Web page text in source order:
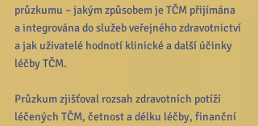
průzkumu – jakým způsobem je TČM přijímána
a integrována do služeb veřejného zdravotnictví
a jak uživatelé hodnotí klinické a další účinky
léčby TČM.
Průzkum zjišťoval rozsah zdravotních potíží
léčených TČM, četnost a délku léčby, finanční